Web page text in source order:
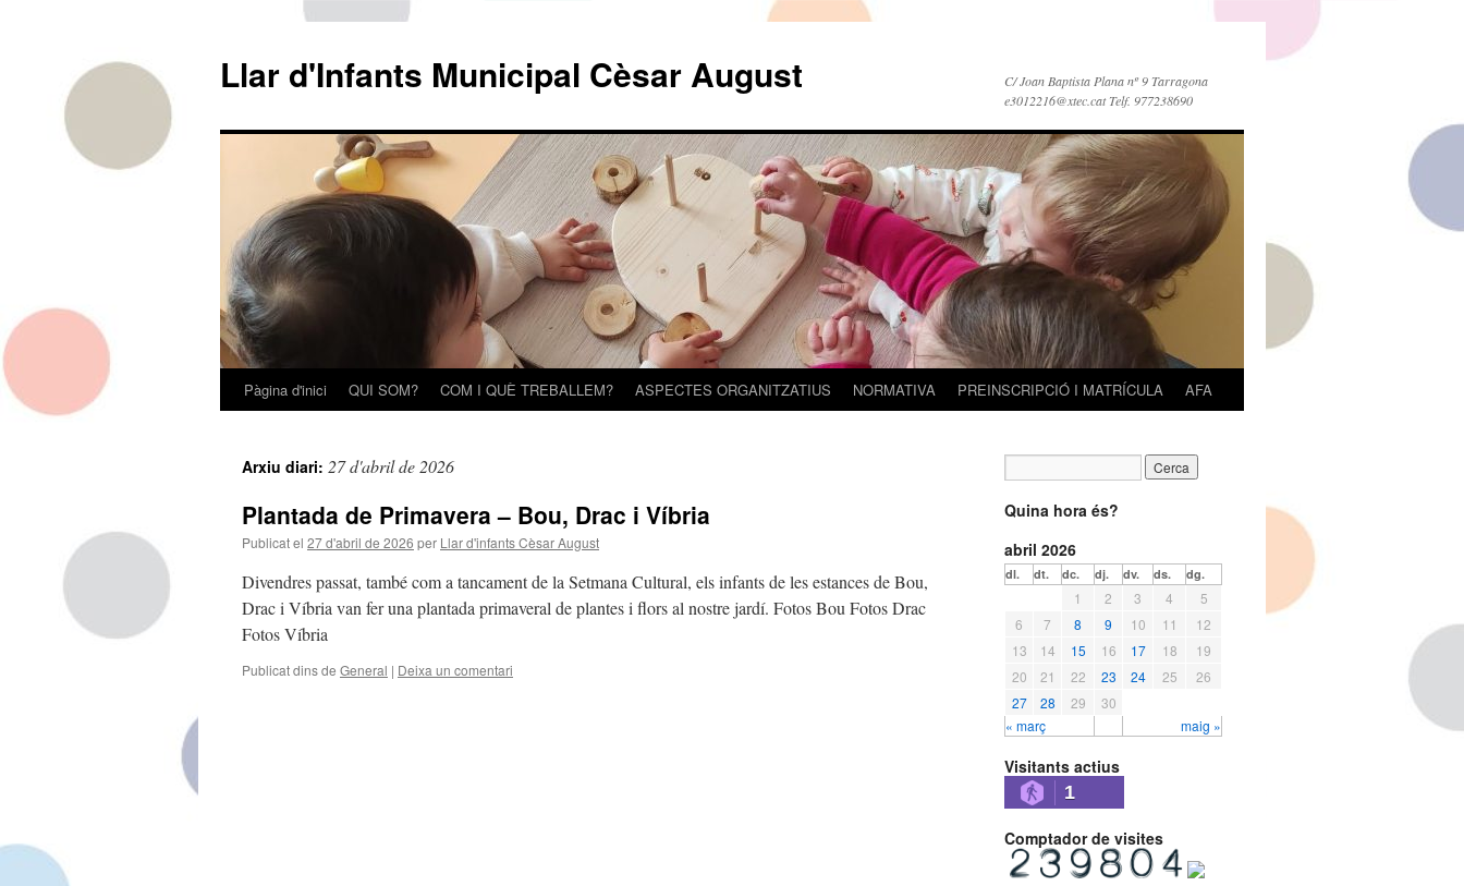
Llar d'Infants Municipal Cèsar August
C/ Joan Baptista Plana nº 9 Tarragona
e3012216@xtec.cat Telf. 977238690
Vés
contingut
Pàgina d'inici QUI SOM? COM I QUÈ TREBALLEM? ASPECTES ORGANITZATIUS NORMATIVA PREINSCRIPCIÓ I MATRÍCULA AFA
Arxiu diari: 27 d'abril de 2026
Plantada de Primavera – Bou, Drac i Víbria
Publicat el 27 d'abril de 2026 per Llar d'infants Cèsar August
Divendres passat, també com a tancament de la Setmana Cultural, els infants de les estances de Bou,
Drac i Víbria van fer una plantada primaveral de plantes i flors al nostre jardí. Fotos Bou Fotos Drac
Fotos Víbria
Publicat dins de General | Deixa un comentari
Quina hora és?
abril 2026
dl. dt. dc. dj. dv. ds. dg.
« març maig »
1 2 3 4
5
6
7 8 9 10 11
12
13
14 15 16 17 18
19
20
21 22 23 24 25
26
27
28 29 30
Visitants actius
1
Comptador de visites